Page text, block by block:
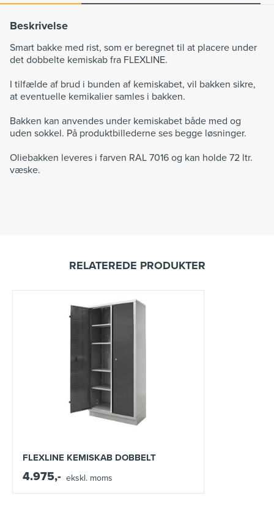
Beskrivelse
Smart bakke med rist, som er beregnet til at placere under
det dobbelte kemiskab fra FLEXLINE.
I tilfælde af brud i bunden af kemiskabet, vil bakken sikre,
at eventuelle kemikalier samles i bakken.
Bakken kan anvendes under kemiskabet både med og
uden sokkel. På produktbillederne ses begge løsninger.
Oliebakken leveres i farven RAL 7016 og kan holde 72 ltr.
væske.
RELATEREDE PRODUKTER
FLEXLINE KEMISKAB DOBBELT
4.975,- ekskl. moms